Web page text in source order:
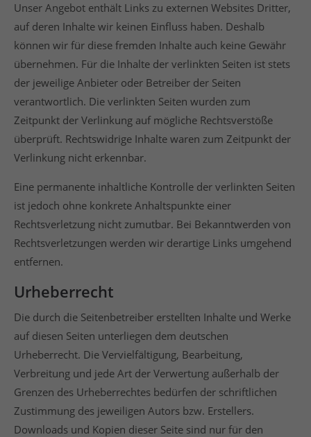
Unser Angebot enthält Links zu externen Websites Dritter,
auf deren Inhalte wir keinen Einfluss haben. Deshalb
können wir für diese fremden Inhalte auch keine Gewähr
übernehmen. Für die Inhalte der verlinkten Seiten ist stets
der jeweilige Anbieter oder Betreiber der Seiten
verantwortlich. Die verlinkten Seiten wurden zum
Zeitpunkt der Verlinkung auf mögliche Rechtsverstöße
überprüft. Rechtswidrige Inhalte waren zum Zeitpunkt der
Verlinkung nicht erkennbar.
Eine permanente inhaltliche Kontrolle der verlinkten Seiten
ist jedoch ohne konkrete Anhaltspunkte einer
Rechtsverletzung nicht zumutbar. Bei Bekanntwerden von
Rechtsverletzungen werden wir derartige Links umgehend
entfernen.
Urheberrecht
Die durch die Seitenbetreiber erstellten Inhalte und Werke
auf diesen Seiten unterliegen dem deutschen
Urheberrecht. Die Vervielfältigung, Bearbeitung,
Verbreitung und jede Art der Verwertung außerhalb der
Grenzen des Urheberrechtes bedürfen der schriftlichen
Zustimmung des jeweiligen Autors bzw. Erstellers.
Downloads und Kopien dieser Seite sind nur für den